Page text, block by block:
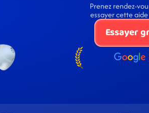
Prenez rendez-
essayer cette
Essayer